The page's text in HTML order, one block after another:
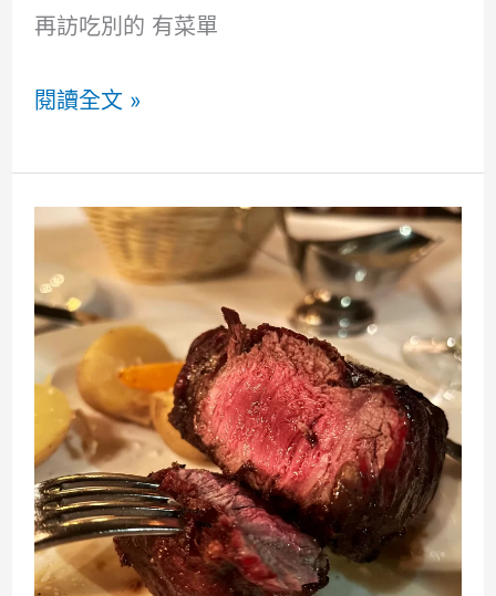
再訪吃別的 有菜單
美
紐
約
Taste
of
Samarkand
烏
別
克
菜
再
閱讀全文 »